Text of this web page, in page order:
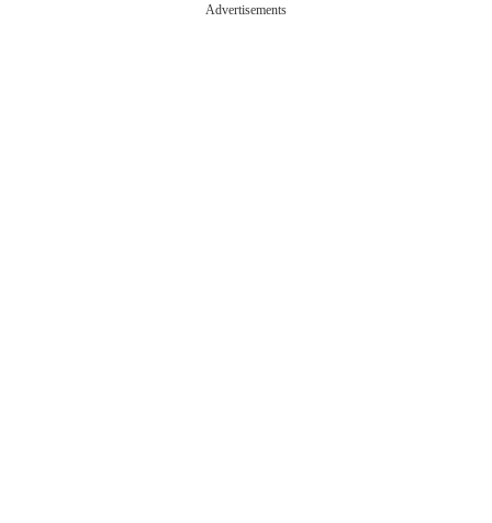
Advertisements